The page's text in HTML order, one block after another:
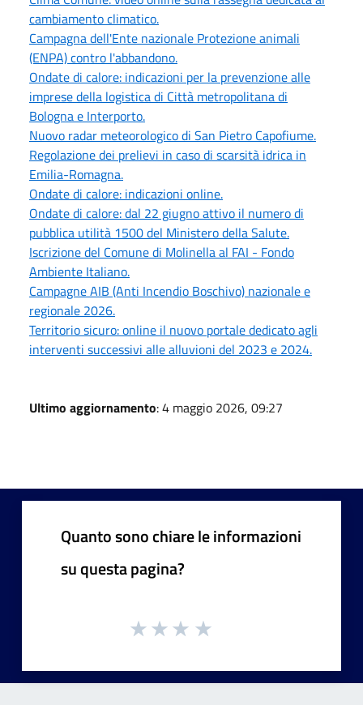
cambiamento climatico.
Campagna dell'Ente nazionale Protezione animali
(ENPA) contro l'abbandono.
Ondate di calore: indicazioni per la prevenzione alle
imprese della logistica di Città metropolitana di
Bologna e Interporto.
Nuovo radar meteorologico di San Pietro Capofiume.
Regolazione dei prelievi in caso di scarsità idrica in
Emilia-Romagna.
Ondate di calore: indicazioni online.
Ondate di calore: dal 22 giugno attivo il numero di
pubblica utilità 1500 del Ministero della Salute.
Iscrizione del Comune di Molinella al FAI - Fondo
Ambiente Italiano.
Campagne AIB (Anti Incendio Boschivo) nazionale e
regionale 2026.
Territorio sicuro: online il nuovo portale dedicato agli
interventi successivi alle alluvioni del 2023 e 2024.
Ultimo aggiornamento: 4 maggio 2026, 09:27
Quanto sono chiare le informazioni
su questa pagina?